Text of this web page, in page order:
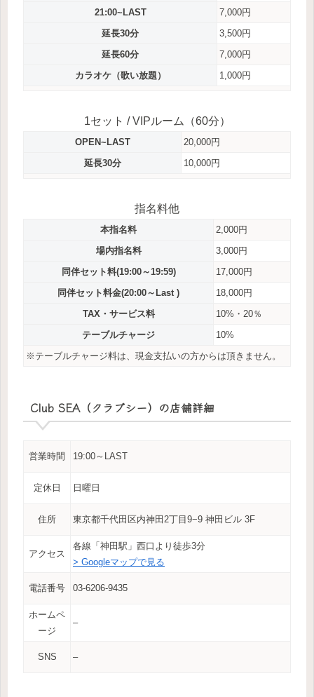
21:00~LAST
7,000円
延長30分
3,500円
延長60分
7,000円
カラオケ（歌い放題）
1,000円
1セット / VIPルーム（60分）
OPEN~LAST
20,000円
延長30分
10,000円
指名料他
本指名料
2,000円
場内指名料
3,000円
同伴セット料(19:00～19:59)
17,000円
同伴セット料金(20:00～Last )
18,000円
TAX・サービス料
10%・20％
テーブルチャージ
10%
※テーブルチャージ料は、現金支払いの方からは頂きません。
Club SEA（クラブシー）の店舗詳細
営業時間 19:00～LAST
定休日 日曜日
住所 東京都千代田区内神田2丁目9−9 神田ビル 3F
アクセス
各線「神田駅」西口より徒歩3分
> Googleマップで見る
電話番号 03-6206-9435
ホームペ
ージ
–
SNS –